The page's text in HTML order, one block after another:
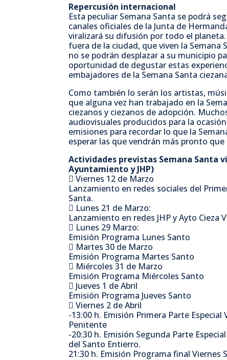
Repercusión internacional
Esta peculiar Semana Santa se podrá
canales oficiales de la Junta de
viralizará su difusión por todo el
fuera de la ciudad, que viven la
no se podrán desplazar a su municipio
oportunidad de degustar estas
embajadores de la Semana Santa
Como también lo serán los artistas,
que alguna vez han trabajado en la
ciezanos y ciezanos de adopción.
audiovisuales producidos para la
emisiones para recordar lo que la
esperar las que vendrán más pronto que
Actividades previstas Semana Santa
Ayuntamiento y JHP)
 Viernes 12 de Marzo
Lanzamiento en redes sociales del
Santa.
 Lunes 21 de Marzo:
Lanzamiento en redes JHP y Ayto Cieza
 Lunes 29 Marzo:
Emisión Programa Lunes Santo
 Martes 30 de Marzo
Emisión Programa Martes Santo
 Miércoles 31 de Marzo
Emisión Programa Miércoles Santo
 Jueves 1 de Abril
Emisión Programa Jueves Santo
 Viernes 2 de Abril
-13:00 h. Emisión Primera Parte
Penitente
-20:30 h. Emisión Segunda Parte
del Santo Entierro.
21:30 h. Emisión Programa final Viernes